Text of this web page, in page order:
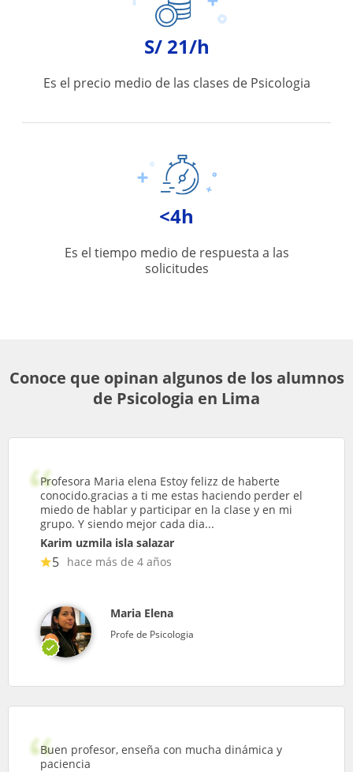
S/ 21/h
Es el precio medio de las clases de Psicologia
<4h
Es el tiempo medio de respuesta a las
solicitudes
Conoce que opinan algunos de los alumnos
de Psicologia en Lima
Profesora Maria elena Estoy felizz de haberte
conocido.gracias a ti me estas haciendo perder el
miedo de hablar y participar en la clase y en mi
grupo. Y siendo mejor cada dia...
Karim uzmila isla salazar
5 hace más de 4 años
Maria Elena
Profe de Psicologia
Buen profesor, enseña con mucha dinámica y
paciencia